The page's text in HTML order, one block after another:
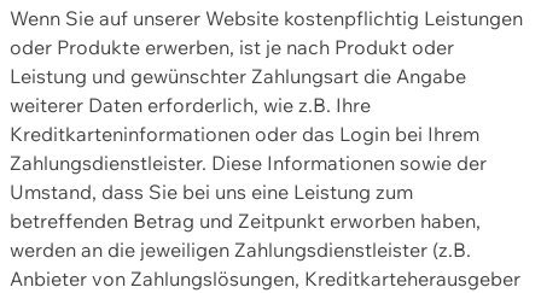
Wenn Sie auf unserer Website kostenpflichtig Leistungen
oder Produkte erwerben, ist je nach Produkt oder
Leistung und gewünschter Zahlungsart die Angabe
weiterer Daten erforderlich, wie z.B. Ihre
Kreditkarteninformationen oder das Login bei Ihrem
Zahlungsdienstleister. Diese Informationen sowie der
Umstand, dass Sie bei uns eine Leistung zum
betreffenden Betrag und Zeitpunkt erworben haben,
werden an die jeweiligen Zahlungsdienstleister (z.B.
Anbieter von Zahlungslösungen, Kreditkarteherausgeber